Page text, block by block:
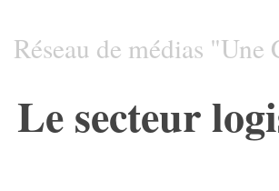
Réseau de médias
Le secteur